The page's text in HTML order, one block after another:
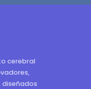
cerebral
diseñados